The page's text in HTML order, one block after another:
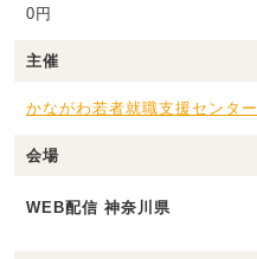
0円
主催
かながわ若者就職支援センター
会場
WEB配信 神奈川県